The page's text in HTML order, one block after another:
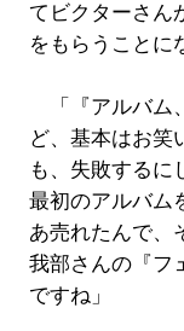
てビクターさん
をもらうことに
「『アルバム
ど、基本はお笑
も、失敗するに
最初のアルバム
あ売れたんで、
我部さんの『フ
ですね」